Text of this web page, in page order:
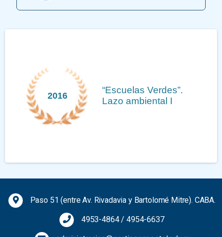
2016
“Escuelas Verdes”.
Lazo ambiental I
Paso 51 (entre Av. Rivadavia y Bartolomé Mitre). CABA.
4953-4864/4954-6637